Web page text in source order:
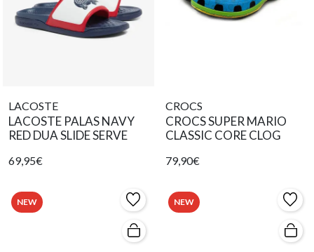
LACOSTE
LACOSTE PALAS NAVY
RED DUA SLIDE SERVE
69,95€
CROCS
CROCS SUPER MARIO
CLASSIC CORE CLOG
79,90€
NEW NEW